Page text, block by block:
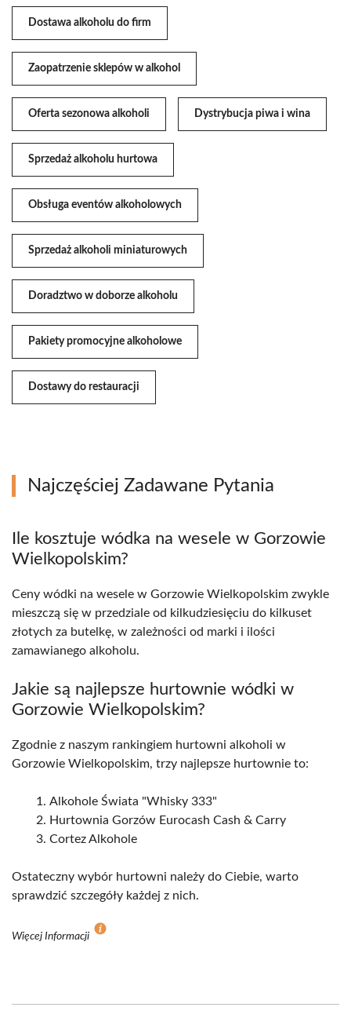
Dostawa alkoholu do firm
Zaopatrzenie sklepów w alkohol
Oferta sezonowa alkoholi Dystrybucja piwa i wina
Sprzedaż alkoholu hurtowa
Obsługa eventów alkoholowych
Sprzedaż alkoholi miniaturowych
Doradztwo w doborze alkoholu
Pakiety promocyjne alkoholowe
Dostawy do restauracji
Najczęściej Zadawane Pytania
Ile kosztuje wódka na wesele w Gorzowie
Wielkopolskim?
Ceny wódki na wesele w Gorzowie Wielkopolskim zwykle
mieszczą się w przedziale od kilkudziesięciu do kilkuset
złotych za butelkę, w zależności od marki i ilości
zamawianego alkoholu.
Jakie są najlepsze hurtownie wódki w
Gorzowie Wielkopolskim?
Zgodnie z naszym rankingiem hurtowni alkoholi w
Gorzowie Wielkopolskim, trzy najlepsze hurtownie to:
Alkohole Świata "Whisky 333"
Hurtownia Gorzów Eurocash Cash & Carry
Cortez Alkohole
Ostateczny wybór hurtowni należy do Ciebie, warto
sprawdzić szczegóły każdej z nich.
Więcej Informacji